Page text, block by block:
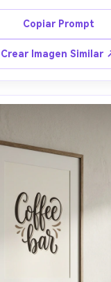
con un color de
espacio en blanco,
líneas nítidas, sin
iluminación
suave --ar 4:5
Copiar Prompt
Crear Imagen Similar